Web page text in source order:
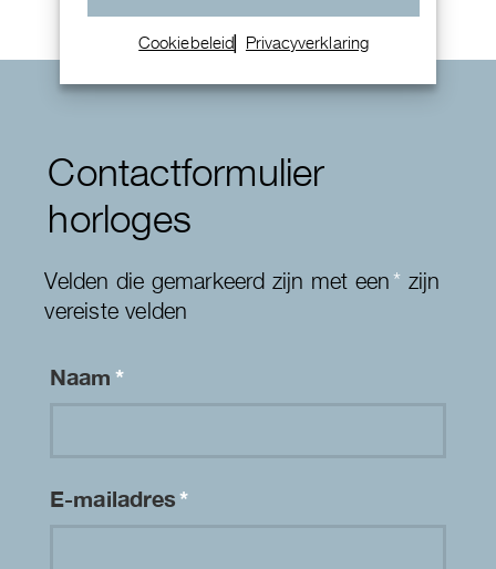
Cookiebeleid Privacyverklaring
Contactformulier
horloges
Velden die gemarkeerd zijn met een* zijn
vereiste velden
Naam*
E-mailadres*